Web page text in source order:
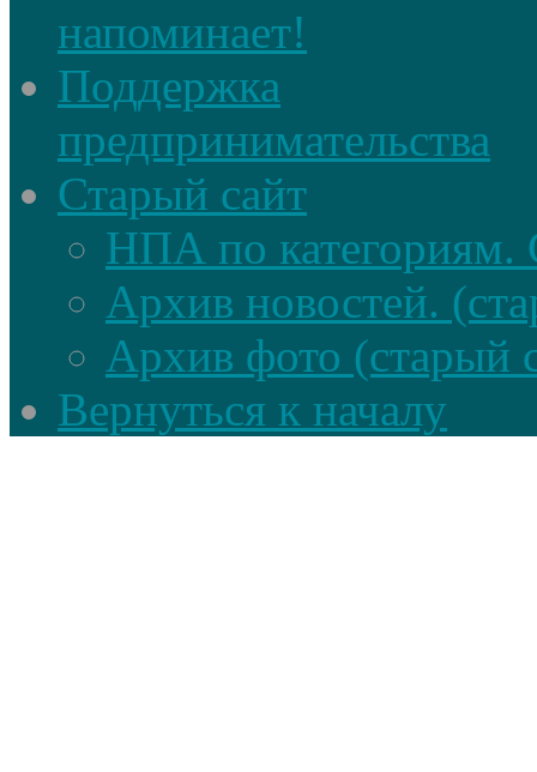
напоминает!
Поддержка
предпринимательства
Старый сайт
НПА по категориям.
Архив новостей.
Архив фото (старый
Вернуться к началу